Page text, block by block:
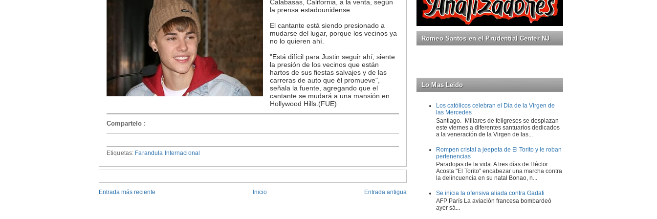
Calabasas, California, a la venta, según
la prensa estadounidense.
El cantante está siendo presionado a
mudarse del lugar, porque los vecinos ya
no lo quieren ahí.
"Está difícil para Justin seguir ahí, siente
la presión de los vecinos que están
hartos de sus fiestas salvajes y de las
carreras de auto que él promueve",
señala la fuente, agregando que el
cantante se mudará a una mansión en
Hollywood Hills.(FUE)
Compartelo :
Etiquetas: Farandula Internacional
Entrada más reciente Entrada antigua
Inicio
Romeo Santos en el Prudential Center NJ
Lo Mas Leido
Los católicos celebran el Día de la Virgen de
las Mercedes
Santiago.- Millares de feligreses se desplazan
este viernes a diferentes santuarios dedicados
a la veneración de la Virgen de las...
Rompen cristal a jeepeta de El Torito y le roban
pertenencias
Paradojas de la vida. A tres días de Héctor
Acosta "El Torito" encabezar una marcha contra
la delincuencia en su natal Bonao, n...
Se inicia la ofensiva aliada contra Gadafi
AFP París La aviación francesa bombardeó
ayer sá...